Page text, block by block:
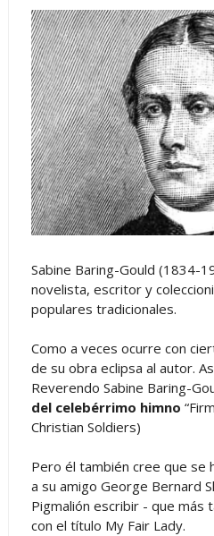
Sabine Baring-Gould (1834-
novelista, escritor y
populares tradicionales.
Como a veces ocurre con
de su obra eclipsa al autor.
Reverendo Sabine Baring-
del celebérrimo himno
Christian Soldiers)
Pero él también cree que se
a su amigo George Bernard
Pigmalión escribir - que más
con el título My Fair Lady.